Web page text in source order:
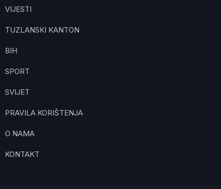
VIJESTI
TUZLANSKI KANTON
BIH
SPORT
SVIJET
PRAVILA KORIŠTENJA
O NAMA
KONTAKT